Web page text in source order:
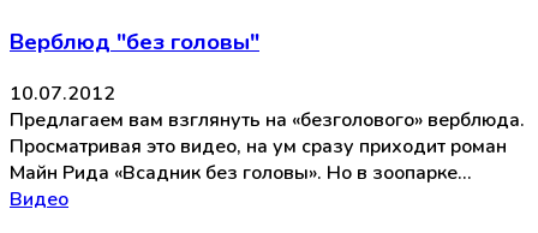
Верблюд "без головы"
10.07.2012
Предлагаем вам взглянуть на «безголового» верблюда.
Просматривая это видео, на ум сразу приходит роман
Майн Рида «Всадник без головы». Но в зоопарке…
Видео